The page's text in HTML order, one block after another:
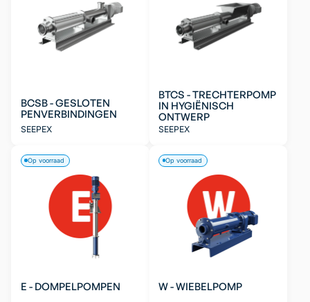
BCSB - GESLOTEN
PENVERBINDINGEN
SEEPEX
BTCS - TRECHTERPOMP
IN HYGIËNISCH
ONTWERP
SEEPEX
E - DOMPELPOMPEN
Op voorraad
W - WIEBELPOMP
Op voorraad